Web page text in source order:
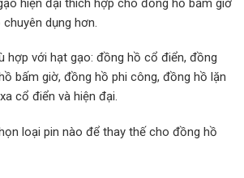
hiện đại thích hợp cho đồng hồ bấm giờ
dụng hơn.
hợp với hạt gạo: đồng hồ cổ điển, đồng
bấm giờ, đồng hồ phi công, đồng hồ lặn
cổ điển và hiện đại.
loại pin nào để thay thế cho đồng hồ